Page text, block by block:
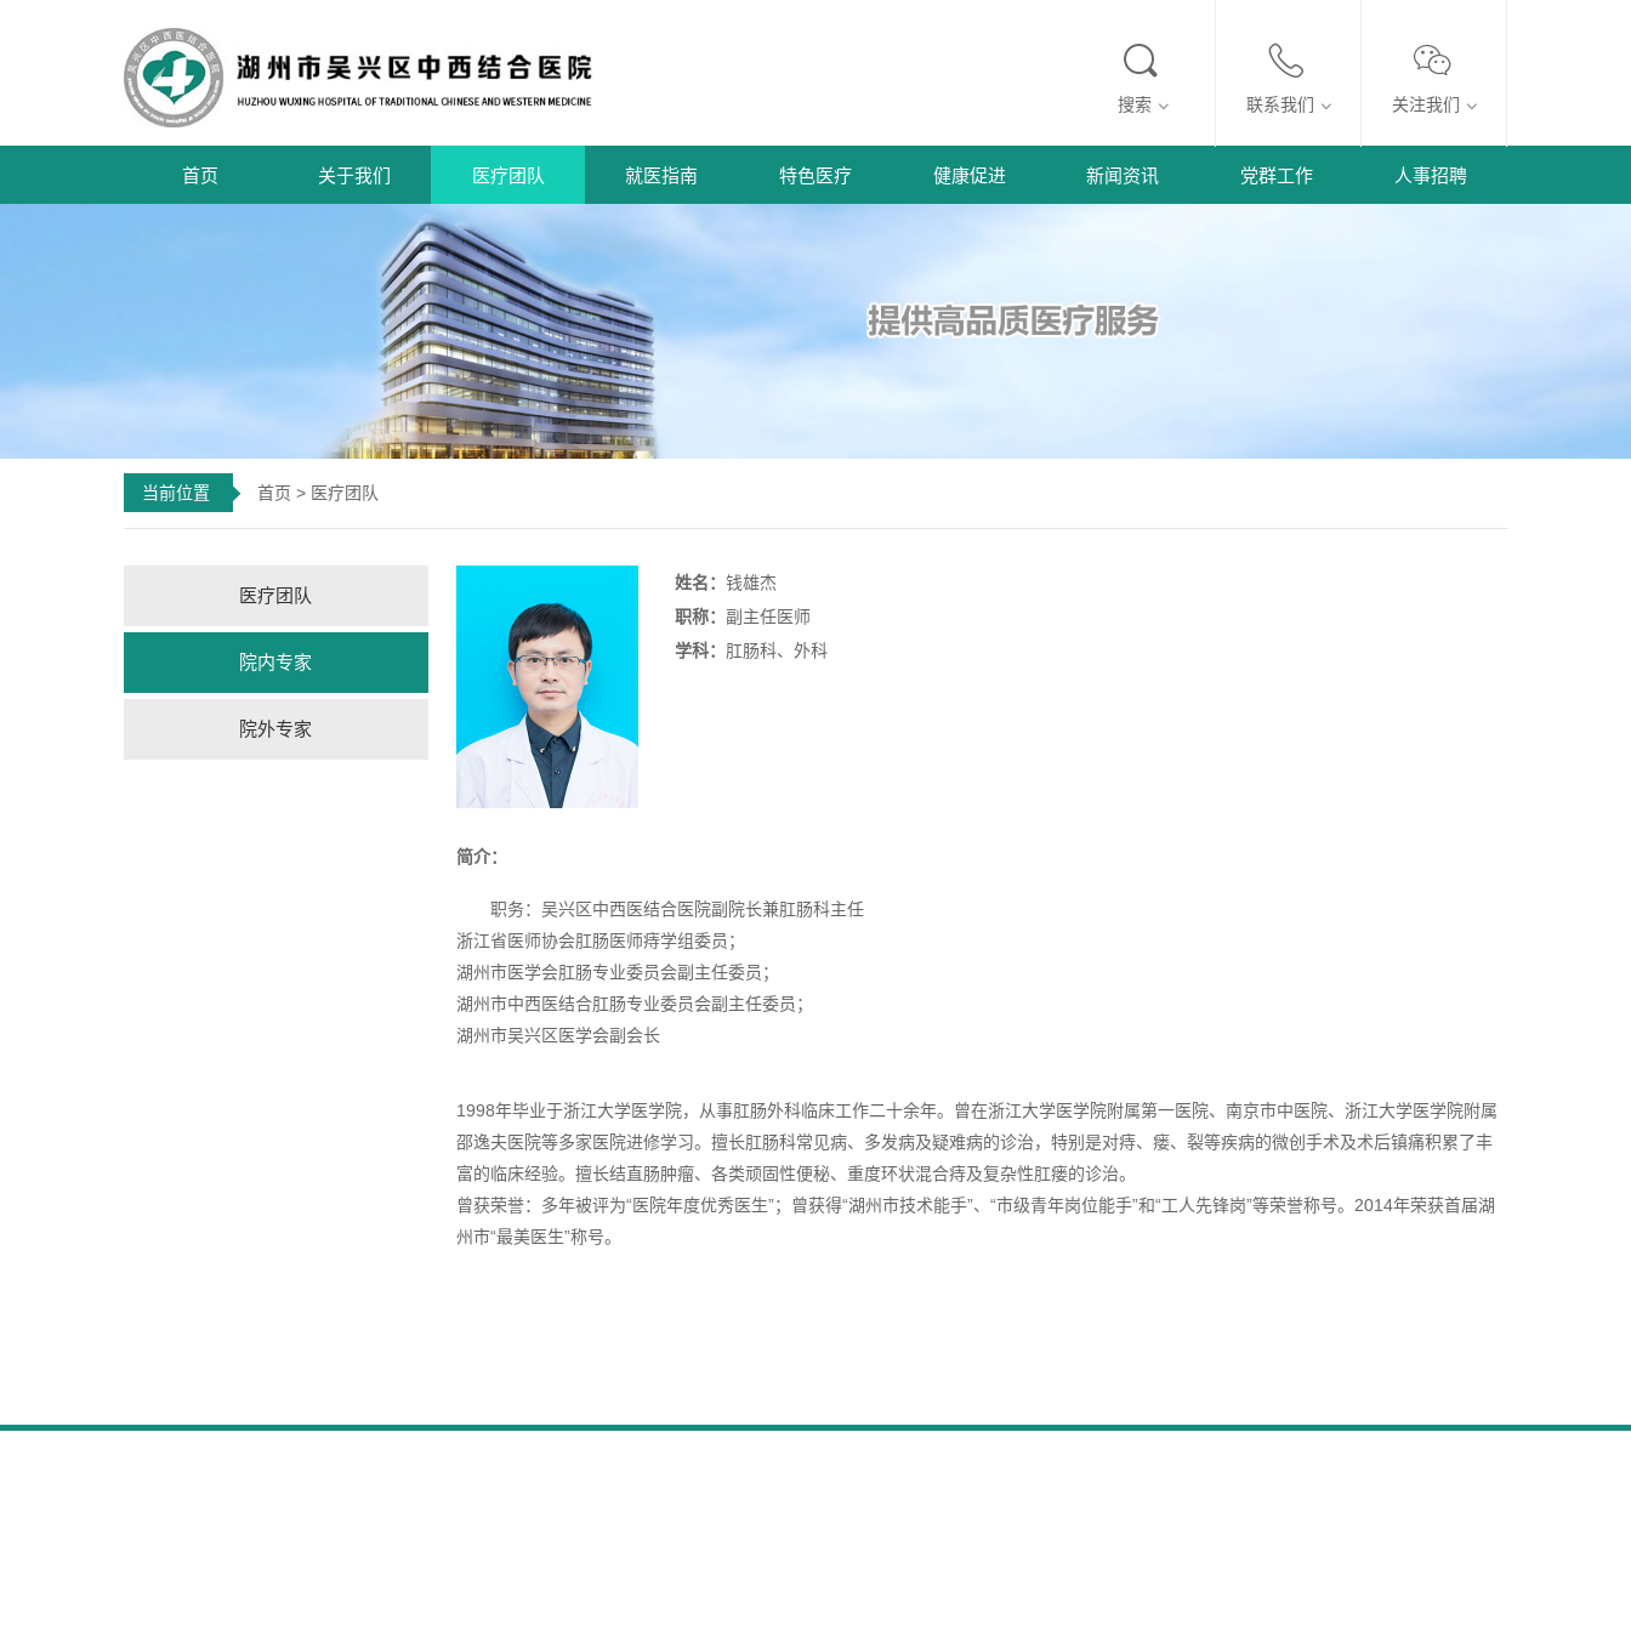
搜索 联系我们 关注我们
首页 关于我们 医疗团队 就医指南 特色医疗 健康促进 新闻资讯 党群工作 人事招聘
当前位置 首页 > 医疗团队
医疗团队
院内专家
院外专家
姓名： 钱雄杰
职称： 副主任医师
学科： 肛肠科、外科
简介：
职务：吴兴区中西医结合医院副院长兼肛肠科主任
浙江省医师协会肛肠医师痔学组委员；
湖州市医学会肛肠专业委员会副主任委员；
湖州市中西医结合肛肠专业委员会副主任委员；
湖州市吴兴区医学会副会长
1998年毕业于浙江大学医学院，从事肛肠外科临床工作二十余年。曾在浙江大学医学院附属第一医院、南京市中医院、浙江大学医学院附属
邵逸夫医院等多家医院进修学习。擅长肛肠科常见病、多发病及疑难病的诊治，特别是对痔、瘘、裂等疾病的微创手术及术后镇痛积累了丰
富的临床经验。擅长结直肠肿瘤、各类顽固性便秘、重度环状混合痔及复杂性肛瘘的诊治。
曾获荣誉：多年被评为“医院年度优秀医生”；曾获得“湖州市技术能手”、“市级青年岗位能手”和“工人先锋岗”等荣誉称号。2014年荣获首届湖
州市“最美医生”称号。